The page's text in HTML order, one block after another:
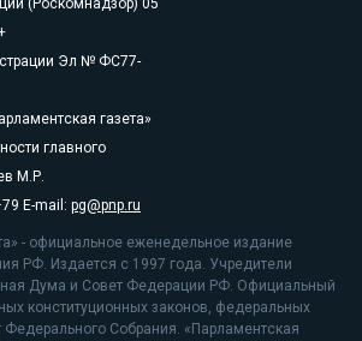
(Роскомнадзор) 05
Эл № ФС77-
газета»
главного
М.Р.
E-mail: pg@pnp.ru
- официальное еженедельное издание
РФ. Издается с 1997 года. Учредители
Дума и Совет Федерации РФ. Официальный
конституционных законов, федеральных
Федерального Собрания. «Парламентская